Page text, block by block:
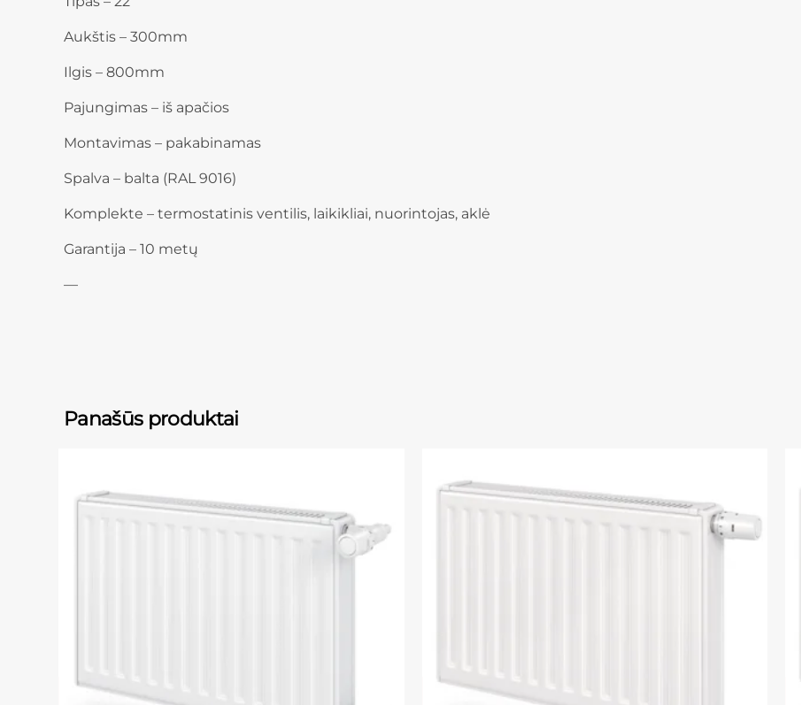
Aukštis – 300mm
Ilgis – 800mm
Pajungimas – iš apačios
Montavimas – pakabinamas
Spalva – balta (RAL 9016)
Komplekte – termostatinis ventilis, laikikliai, nuorintojas, aklė
Garantija – 10 metų
—
Panašūs produktai